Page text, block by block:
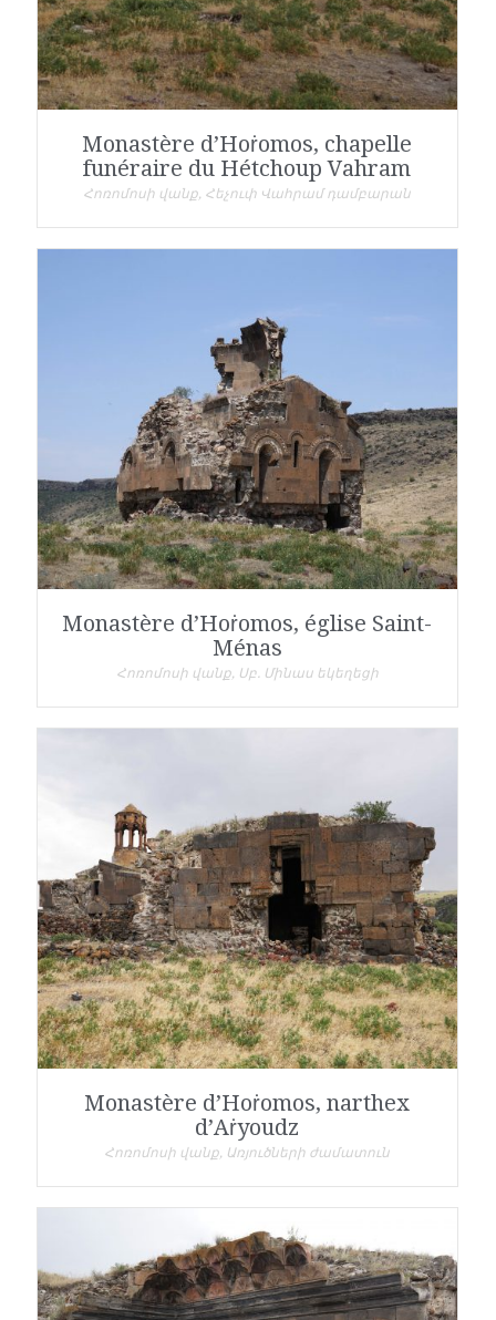
Monastère d’Hoṙomos, chapelle
funéraire du Hétchoup Vahram
Հոռոմոսի վանք, Հեչուփ Վահրամ դամբարան
Monastère d’Hoṙomos, église Saint-
Ménas
Հոռոմոսի վանք, Սբ. Մինաս եկեղեցի
Monastère d’Hoṙomos, narthex
d’Aṙyoudz
Հոռոմոսի վանք, Առյուծների ժամատուն